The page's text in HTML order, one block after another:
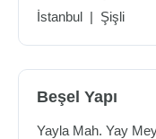
İstanbul | Şişli
Beşel Yapı
Yayla Mah. Yay